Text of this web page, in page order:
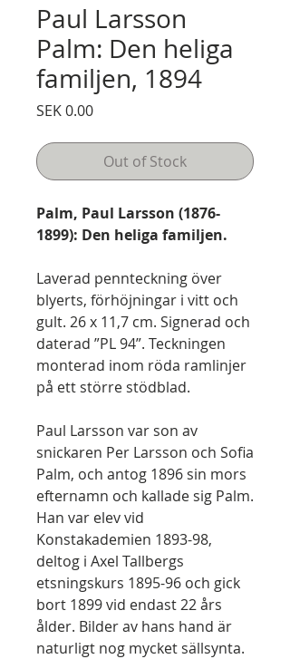
Paul Larsson
Palm: Den heliga
familjen, 1894
SEK 0.00Price
Out of Stock
Palm, Paul Larsson (1876-
1899): Den heliga familjen.
Laverad pennteckning över
blyerts, förhöjningar i vitt och
gult. 26 x 11,7 cm. Signerad och
daterad ”PL 94”. Teckningen
monterad inom röda ramlinjer
på ett större stödblad.
Paul Larsson var son av
snickaren Per Larsson och Sofia
Palm, och antog 1896 sin mors
efternamn och kallade sig Palm.
Han var elev vid
Konstakademien 1893-98,
deltog i Axel Tallbergs
etsningskurs 1895-96 och gick
bort 1899 vid endast 22 års
ålder. Bilder av hans hand är
naturligt nog mycket sällsynta.